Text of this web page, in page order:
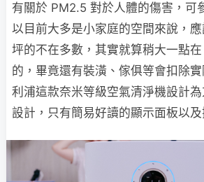
有關於 PM2.5 對於人體的傷害，可
以目前大多是小家庭的空間來說，
坪的不在多數，其實就算稍大一點
的，畢竟還有裝潢、傢俱等會扣除
利浦這款奈米等級空氣清淨機設計
設計，只有簡易好讀的顯示面板以及